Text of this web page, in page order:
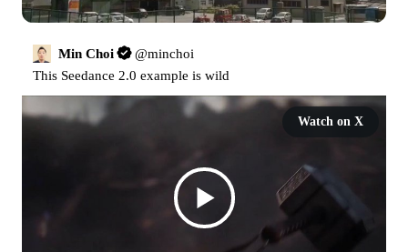
Min Choi @minchoi
This Seedance 2.0 example is wild
Watch on X